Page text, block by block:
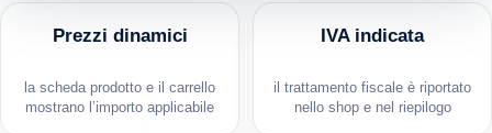
Prezzi dinamici
la scheda prodotto e il carrello
mostrano l’importo applicabile
IVA indicata
il trattamento fiscale è riportato
nello shop e nel riepilogo